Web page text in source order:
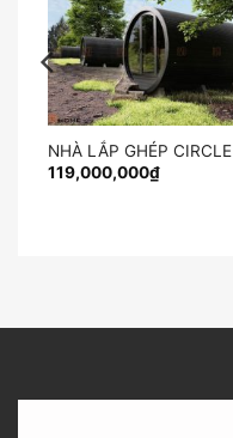
NHÀ LẮP GHÉP CIRCLE
119,000,000₫